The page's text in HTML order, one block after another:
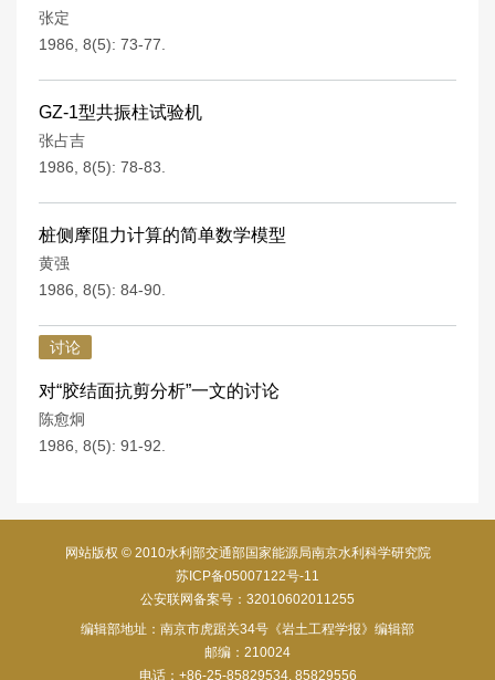
张定
1986, 8(5): 73-77.
GZ-1型共振柱试验机
张占吉
1986, 8(5): 78-83.
桩侧摩阻力计算的简单数学模型
黄强
1986, 8(5): 84-90.
讨论
对“胶结面抗剪分析”一文的讨论
陈愈炯
1986, 8(5): 91-92.
网站版权 © 2010水利部交通部国家能源局南京水利科学研究院
苏ICP备05007122号-11
公安联网备案号：32010602011255
编辑部地址：南京市虎踞关34号《岩土工程学报》编辑部
邮编：210024
电话：+86-25-85829534, 85829556